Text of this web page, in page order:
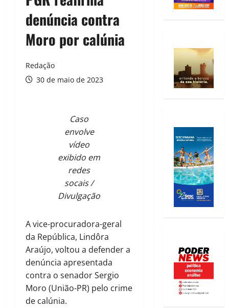
denúncia contra
Moro por calúnia
Redação
30 de maio de 2023
Caso
envolve
vídeo
exibido em
redes
socais /
Divulgação
A vice-procuradora-geral
da República, Lindôra
Araújo, voltou a defender a
denúncia apresentada
contra o senador Sergio
Moro (União-PR) pelo crime
de calúnia.